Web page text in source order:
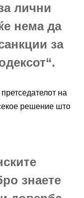
лични
нема да
за
на
решение што
знаете